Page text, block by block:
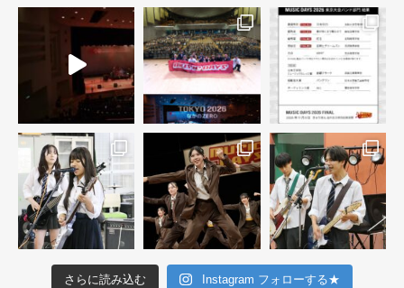
さらに読み込む Instagram フォローする★